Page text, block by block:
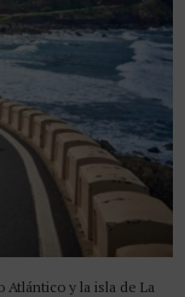
Atlántico y la isla de La